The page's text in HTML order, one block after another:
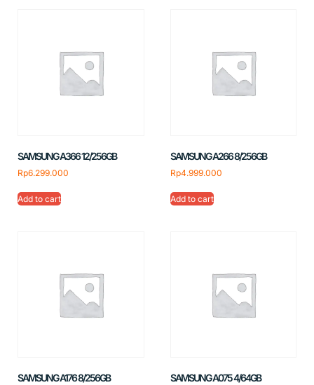
SAMSUNG A366 12/256GB
Rp6.299.000
Add to cart
SAMSUNG A266 8/256GB
Rp4.999.000
Add to cart
SAMSUNG A176 8/256GB SAMSUNG A075 4/64GB